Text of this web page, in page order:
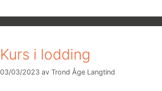
Kurs i lodding
03/03/2023 av Trond Åge Langtind